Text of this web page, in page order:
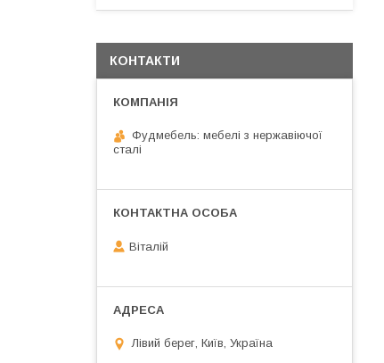
КОНТАКТИ
Фудмебель: мебелі з нержавіючої
сталі
Віталій
Лівий берег, Київ, Україна